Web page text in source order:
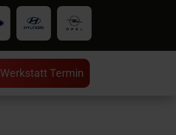
Werkstatt Termin